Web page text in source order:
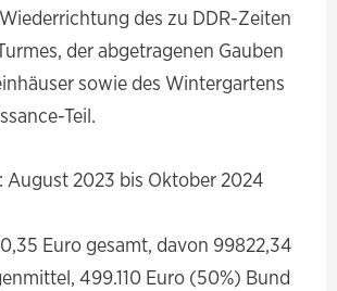
des zu DDR-Zeiten
der abgetragenen Gauben
sowie des Wintergartens
Teil.
2023 bis Oktober 2024
Euro gesamt, davon 99822,34
499.110 Euro (50%) Bund